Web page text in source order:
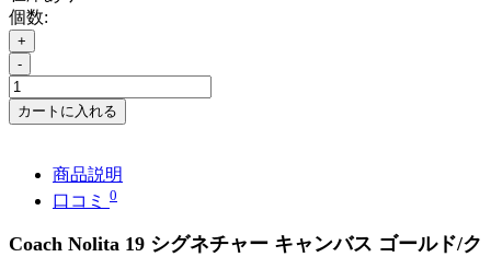
個数:
+
-
カートに入れる
商品説明
口コミ 0
Coach Nolita 19 シグネチャー キャンバス ゴールド/ク